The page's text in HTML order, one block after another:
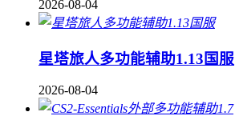
2026-08-04
星塔旅人多功能辅助1.13国服
2026-08-04